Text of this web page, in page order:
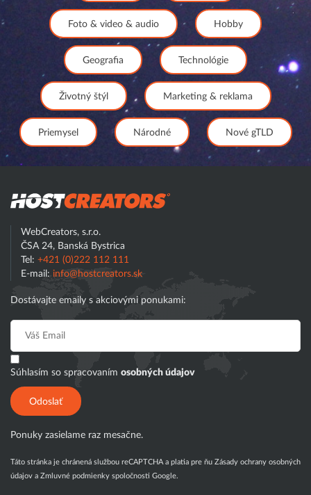
Foto & video & audio Hobby
Geografia Technológie
Životný štýl Marketing & reklama
Priemysel Národné Nové gTLD
WebCreators, s.r.o.
ČSA 24, Banská Bystrica
Tel: +421 (0)222 112 111
E-mail: info@hostcreators.sk
Dostávajte emaily s akciovými ponukami:
Súhlasím so spracovaním osobných údajov
Odoslať
Ponuky zasielame raz mesačne.
Táto stránka je chránená službou reCAPTCHA a platia pre ňu Zásady ochrany osobných
údajov a Zmluvné podmienky spoločnosti Google.